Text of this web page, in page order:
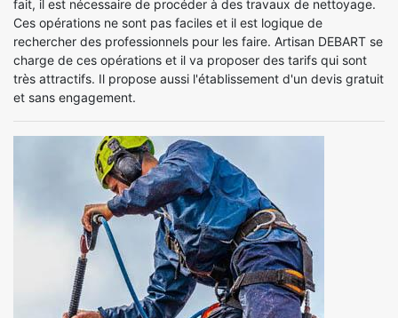
fait, il est nécessaire de procéder à des travaux de nettoyage.
Ces opérations ne sont pas faciles et il est logique de
rechercher des professionnels pour les faire. Artisan DEBART se
charge de ces opérations et il va proposer des tarifs qui sont
très attractifs. Il propose aussi l'établissement d'un devis gratuit
et sans engagement.